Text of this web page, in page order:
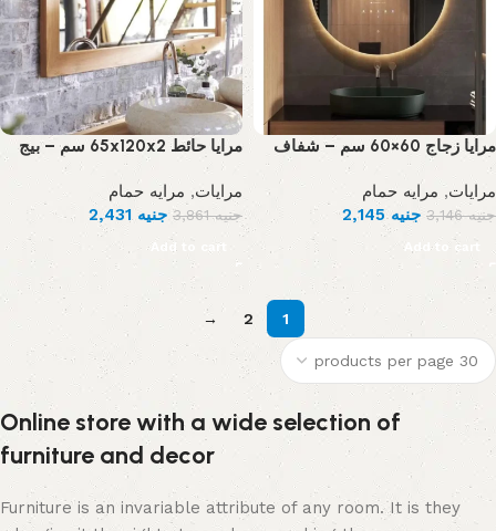
مرايا زجاج 60×60 سم – شفاف
مرايات, مرايه حمام
جنيه3,146 جنيه2,145
Add to cart
مرايا حائط 65x120x2 سم – بيج
مرايات, مرايه حمام
جنيه3,861 جنيه 2,431
Add to cart
1
2
→
Online store with a wide selection of
furniture and decor
Furniture is an invariable attribute of any room. It is they